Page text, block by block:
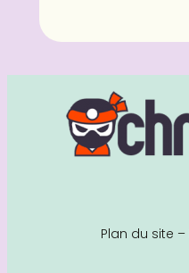
Plan du site –